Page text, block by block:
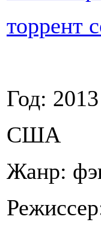
торрент
Год: 2013
США
Жанр: